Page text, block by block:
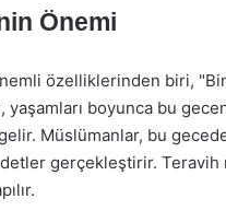
Önemi
özelliklerinden biri, "Bin
boyunca bu
gelir. Müslümanlar, bu
gerçekleştirir. Teravih